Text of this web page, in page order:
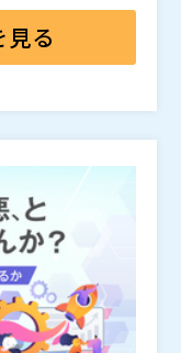
標準化の効果は
は、システムが
微な要望であっ
して、現場では
テム本来の価値
の最新アプロー
して、既存の基幹
けをアドオンで拡
アプローチによ
がら、業務を止
まシステムの方
立を図れます。
「進化」を選ぶ
解となります。
会社（）
に追加、削除さ
見る